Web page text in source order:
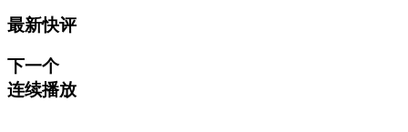
最新快评
下一个
连续播放